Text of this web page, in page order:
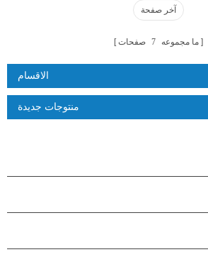
آخر صفحة
ما مجموعه 7 صفحات
الاقسام
منتوجات جديدة